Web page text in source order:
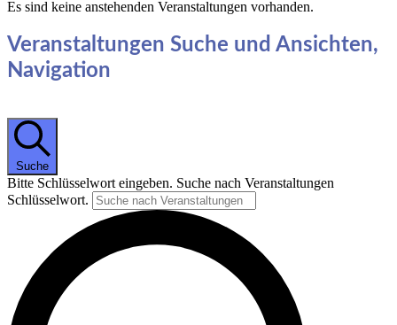
Es sind keine anstehenden Veranstaltungen vorhanden.
Veranstaltungen Suche und Ansichten,
Navigation
Suche
Bitte Schlüsselwort eingeben. Suche nach Veranstaltungen
Schlüsselwort.